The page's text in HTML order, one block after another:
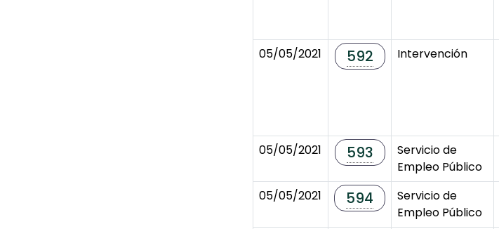
05/05/2021 592 Intervención
05/05/2021
593
Servicio de
Empleo Público
05/05/2021
594
Servicio de
Empleo Público